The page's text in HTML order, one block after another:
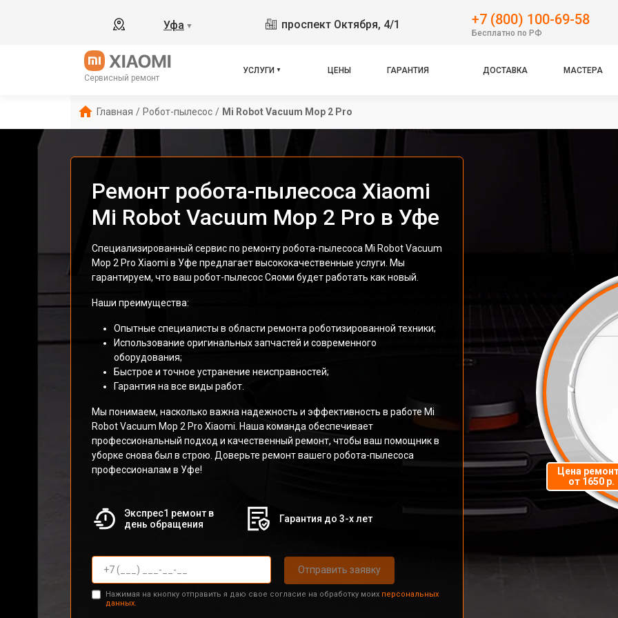
Уфа ▼ проспект Октября, 4/1 +7 (800) 100-69-58
Бесплатно по РФ
Сервисный ремонт
УСЛУГИ ЦЕНЫ ГАРАНТИЯ ДОСТАВКА МАСТЕРА
Главная / Робот-пылесос / Mi Robot Vacuum Mop 2 Pro
Ремонт робота-пылесоса Xiaomi
Mi Robot Vacuum Mop 2 Pro в Уфе
Специализированный сервис по ремонту робота-пылесоса Mi Robot Vacuum
Mop 2 Pro Xiaomi в Уфе предлагает высококачественные услуги. Мы
гарантируем, что ваш робот-пылесос Сяоми будет работать как новый.
Наши преимущества:
Опытные специалисты в области ремонта роботизированной техники;
Использование оригинальных запчастей и современного
оборудования;
Быстрое и точное устранение неисправностей;
Гарантия на все виды работ.
Мы понимаем, насколько важна надежность и эффективность в работе Mi
Robot Vacuum Mop 2 Pro Xiaomi. Наша команда обеспечивает
профессиональный подход и качественный ремонт, чтобы ваш помощник в
уборке снова был в строю. Доверьте ремонт вашего робота-пылесоса
профессионалам в Уфе!
Экспрес1 ремонт в
день обращения
Гарантия до 3-х лет
Отправить заявку
Нажимая на кнопку отправить я даю свое согласие на обработку моих персональных
данных.
Цена
от 1650 р.